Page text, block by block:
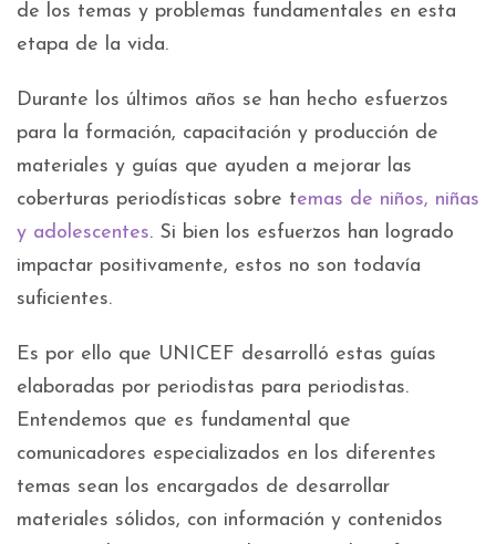
de los temas y problemas fundamentales en esta
etapa de la vida.
Durante los últimos años se han hecho esfuerzos
para la formación, capacitación y producción de
materiales y guías que ayuden a mejorar las
coberturas periodísticas sobre temas de niños, niñas
y adolescentes. Si bien los esfuerzos han logrado
impactar positivamente, estos no son todavía
suficientes.
Es por ello que UNICEF desarrolló estas guías
elaboradas por periodistas para periodistas.
Entendemos que es fundamental que
comunicadores especializados en los diferentes
temas sean los encargados de desarrollar
materiales sólidos, con información y contenidos